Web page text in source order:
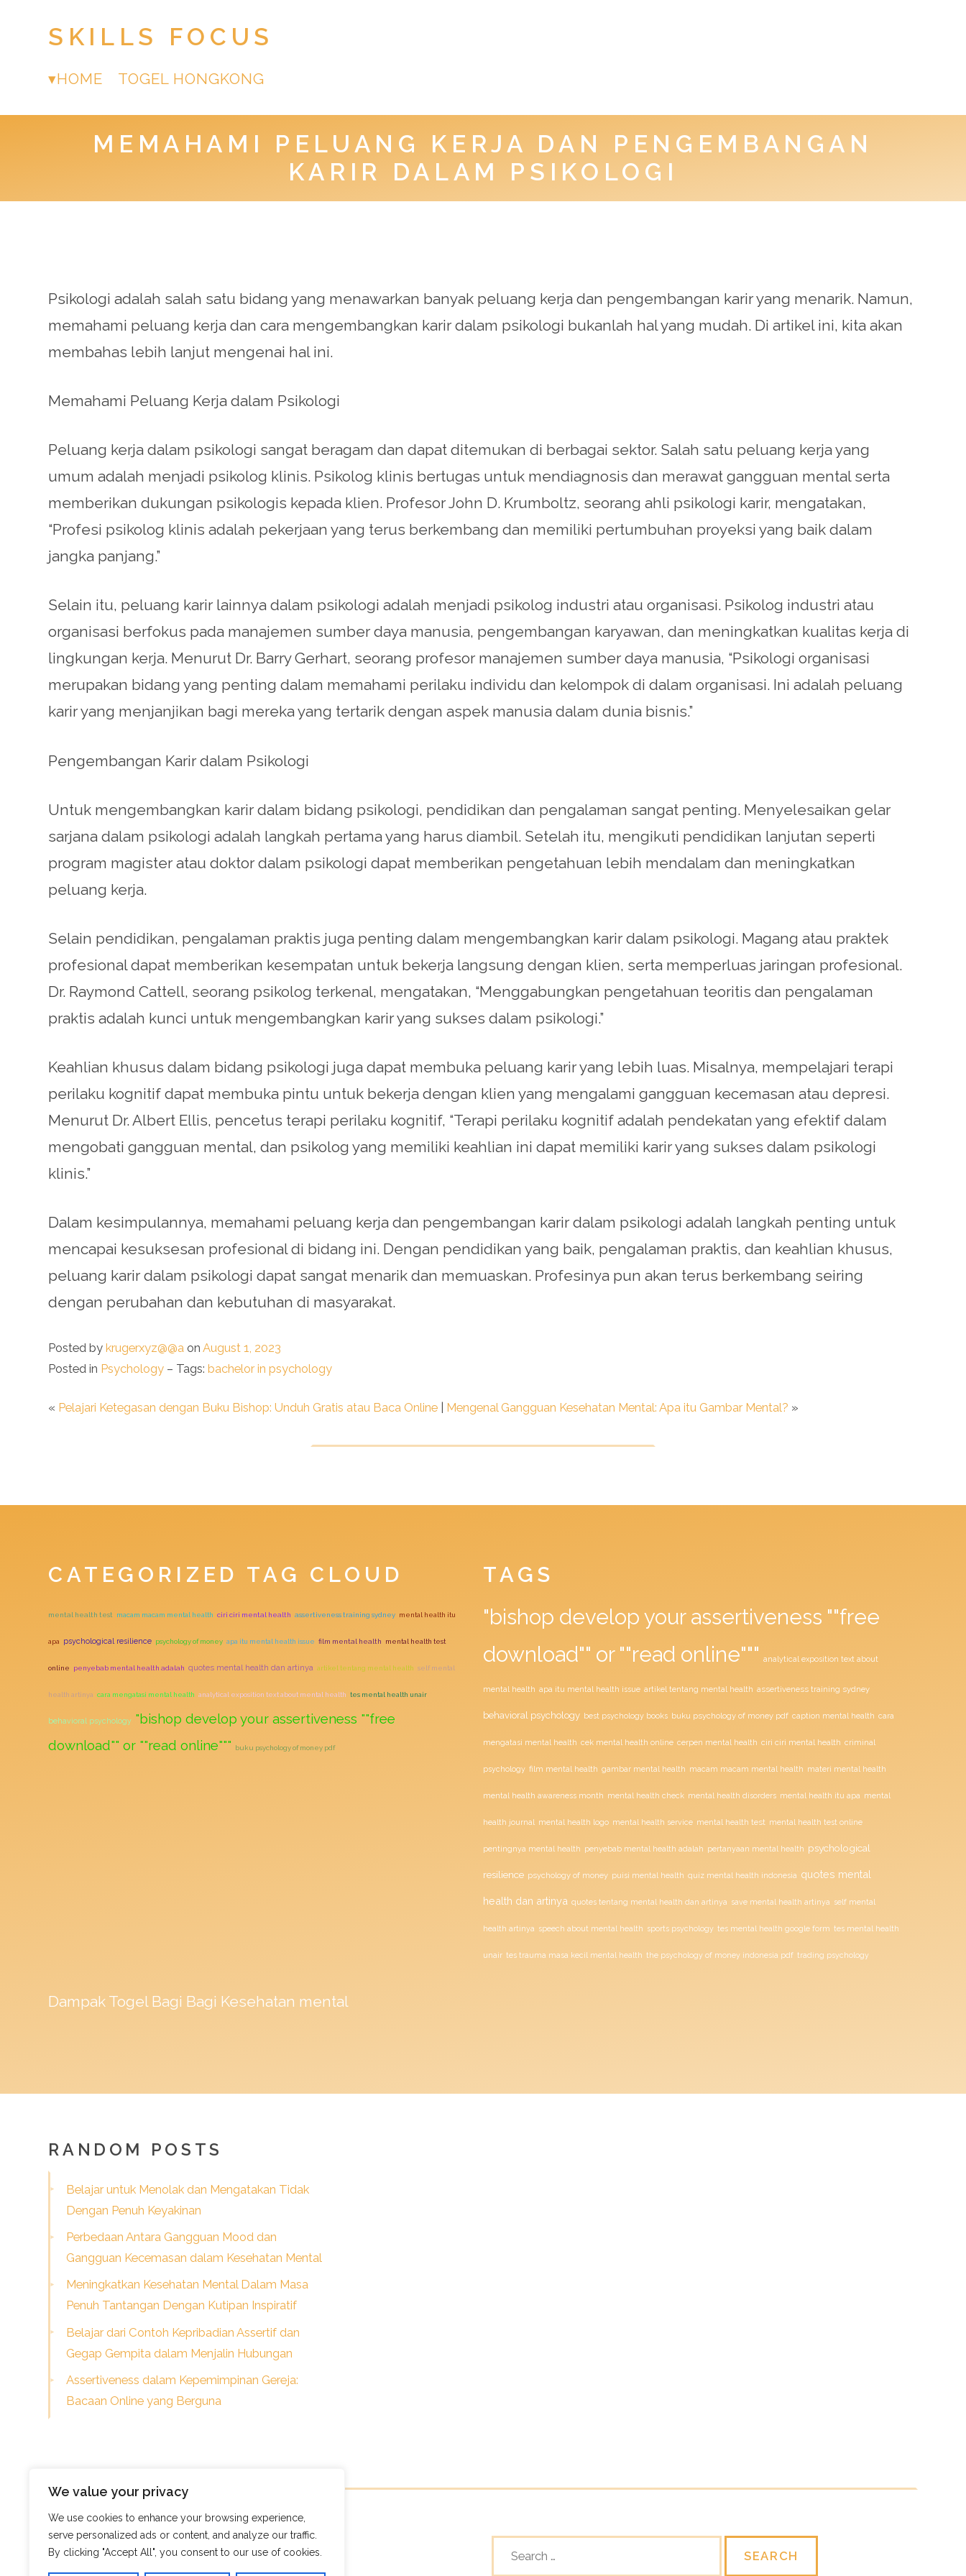
We value your privacy
We use cookies to enhance your browsing experience,
serve personalized ads or content, and analyze our traffic.
By clicking "Accept All", you consent to our use of cookies.
SKILLS FOCUS
HOME TOGEL HONGKONG
MEMAHAMI PELUANG KERJA DAN PENGEMBANGAN
KARIR DALAM PSIKOLOGI
Psikologi adalah salah satu bidang yang menawarkan banyak peluang kerja dan pengembangan karir yang menarik. Namun,
memahami peluang kerja dan cara mengembangkan karir dalam psikologi bukanlah hal yang mudah. Di artikel ini, kita akan
membahas lebih lanjut mengenai hal ini.
Memahami Peluang Kerja dalam Psikologi
Peluang kerja dalam psikologi sangat beragam dan dapat ditemukan di berbagai sektor. Salah satu peluang kerja yang
umum adalah menjadi psikolog klinis. Psikolog klinis bertugas untuk mendiagnosis dan merawat gangguan mental serta
memberikan dukungan psikologis kepada klien. Profesor John D. Krumboltz, seorang ahli psikologi karir, mengatakan,
“Profesi psikolog klinis adalah pekerjaan yang terus berkembang dan memiliki pertumbuhan proyeksi yang baik dalam
jangka panjang.”
Selain itu, peluang karir lainnya dalam psikologi adalah menjadi psikolog industri atau organisasi. Psikolog industri atau
organisasi berfokus pada manajemen sumber daya manusia, pengembangan karyawan, dan meningkatkan kualitas kerja di
lingkungan kerja. Menurut Dr. Barry Gerhart, seorang profesor manajemen sumber daya manusia, “Psikologi organisasi
merupakan bidang yang penting dalam memahami perilaku individu dan kelompok di dalam organisasi. Ini adalah peluang
karir yang menjanjikan bagi mereka yang tertarik dengan aspek manusia dalam dunia bisnis.”
Pengembangan Karir dalam Psikologi
Untuk mengembangkan karir dalam bidang psikologi, pendidikan dan pengalaman sangat penting. Menyelesaikan gelar
sarjana dalam psikologi adalah langkah pertama yang harus diambil. Setelah itu, mengikuti pendidikan lanjutan seperti
program magister atau doktor dalam psikologi dapat memberikan pengetahuan lebih mendalam dan meningkatkan
peluang kerja.
Selain pendidikan, pengalaman praktis juga penting dalam mengembangkan karir dalam psikologi. Magang atau praktek
profesional dapat memberikan kesempatan untuk bekerja langsung dengan klien, serta memperluas jaringan profesional.
Dr. Raymond Cattell, seorang psikolog terkenal, mengatakan, “Menggabungkan pengetahuan teoritis dan pengalaman
praktis adalah kunci untuk mengembangkan karir yang sukses dalam psikologi.”
Keahlian khusus dalam bidang psikologi juga dapat membuka peluang karir yang lebih luas. Misalnya, mempelajari terapi
perilaku kognitif dapat membuka pintu untuk bekerja dengan klien yang mengalami gangguan kecemasan atau depresi.
Menurut Dr. Albert Ellis, pencetus terapi perilaku kognitif, “Terapi perilaku kognitif adalah pendekatan yang efektif dalam
mengobati gangguan mental, dan psikolog yang memiliki keahlian ini dapat memiliki karir yang sukses dalam psikologi
klinis.”
Dalam kesimpulannya, memahami peluang kerja dan pengembangan karir dalam psikologi adalah langkah penting untuk
mencapai kesuksesan profesional di bidang ini. Dengan pendidikan yang baik, pengalaman praktis, dan keahlian khusus,
peluang karir dalam psikologi dapat sangat menarik dan memuaskan. Profesinya pun akan terus berkembang seiring
dengan perubahan dan kebutuhan di masyarakat.
Posted bykrugerxyz@@a onAugust 1, 2023
Posted in Psychology – Tags:bachelor in psychology
« Pelajari Ketegasan dengan Buku Bishop: Unduh Gratis atau Baca Online Mengenal Gangguan Kesehatan Mental: Apa itu Gambar Mental? »
CATEGORIZED TAG CLOUD
mental health test macam macam mental health ciri ciri mental health assertiveness training sydney mental health itu
apa psychological resilience psychology of money apa itu mental health issue film mental health mental health test
online penyebab mental health adalah quotes mental health dan artinya artikel tentang mental health self mental
health artinya cara mengatasi mental health analytical exposition text about mental health tes mental health unair
behavioral psychology "bishop develop your assertiveness ""free
download"" or ""read online"""
buku psychology of money pdf
TAGS
"bishop develop your assertiveness ""free
download"" or ""read online""" analytical exposition text about
mental health apa itu mental health issue artikel tentang mental health assertiveness training sydney
behavioral psychology best psychology books buku psychology of money pdf caption mental health cara
mengatasi mental health cek mental health online cerpen mental health ciri ciri mental health criminal
psychology film mental health gambar mental health macam macam mental health materi mental health
mental health awareness month mental health check mental health disorders mental health itu apa mental
health journal mental health logo mental health service mental health test mental health test online
pentingnya mental health penyebab mental health adalah pertanyaan mental health psychological
resilience psychology of money puisi mental health quiz mental health indonesia quotes mental
health dan artinya quotes tentang mental health dan artinya save mental health artinya self mental
health artinya speech about mental health sports psychology tes mental health google form tes mental health
unair tes trauma masa kecil mental health the psychology of money indonesia pdf trading psychology
Dampak TogelBagi Bagi Kesehatan mental
RANDOM POSTS
Belajar untuk Menolak dan Mengatakan Tidak
Dengan Penuh Keyakinan
Perbedaan Antara Gangguan Mood dan
Gangguan Kecemasan dalam Kesehatan Mental
Meningkatkan Kesehatan Mental Dalam Masa
Penuh Tantangan Dengan Kutipan Inspiratif
Belajar dari Contoh Kepribadian Assertif dan
Gegap Gempita dalam Menjalin Hubungan
Assertiveness dalam Kepemimpinan Gereja:
Bacaan Online yang Berguna
© Skills Focus